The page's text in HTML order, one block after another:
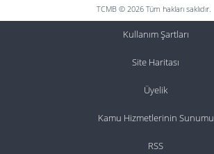
TCMB © 2026 Tüm hakları saklıdır.
Kullanım Şartları
Site Haritası
Üyelik
Kamu Hizmetlerinin Sunumu
RSS